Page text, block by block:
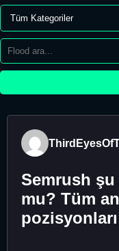
Semrush şu
mu? Tüm